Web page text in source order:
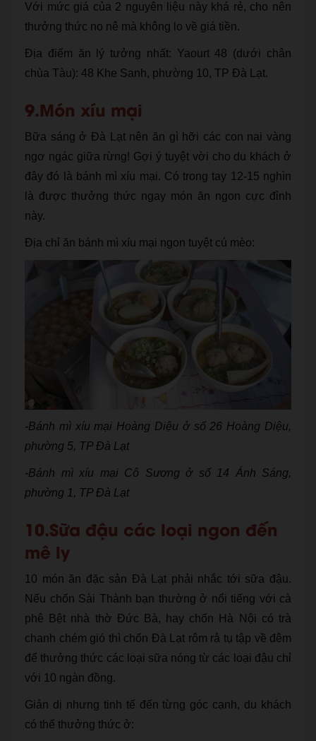
Với mức giá của 2 nguyên liệu này khá rẻ, cho nên
thưởng thức no nê mà không lo về giá tiền.
Địa điểm ăn lý tưởng nhất: Yaourt 48 (dưới chân
chùa Tàu): 48 Khe Sanh, phường 10, TP Đà Lạt.
9.Món xíu mại
Bữa sáng ở Đà Lạt nên ăn gì hỡi các con nai vàng
ngơ ngác giữa rừng! Gợi ý tuyệt vời cho du khách ở
đây đó là bánh mì xíu mại. Có trong tay 12-15 nghìn
là được thưởng thức ngay món ăn ngon cực đỉnh
này.
Địa chỉ ăn bánh mì xíu mại ngon tuyệt cú mèo:
-Bánh mì xíu mại Hoàng Diệu ở số 26 Hoàng Diệu,
phường 5, TP Đà Lạt
-Bánh mì xíu mại Cô Sương ở số 14 Ánh Sáng,
phường 1, TP Đà Lạt
10.Sữa đậu các loại ngon đến
mê ly
10 món ăn đặc sản Đà Lạt phải nhắc tới sữa đậu.
Nếu chốn Sài Thành bạn thường ở nổi tiếng với cà
phê Bệt nhà thờ Đức Bà, hay chốn Hà Nội có trà
chanh chém gió thì chốn Đà Lạt rôm rả tụ tập về đêm
để thưởng thức các loại sữa nóng từ các loại đậu chỉ
với 10 ngàn đồng.
Giản dị nhưng tinh tế đến từng góc cạnh, du khách
có thể thưởng thức ở: